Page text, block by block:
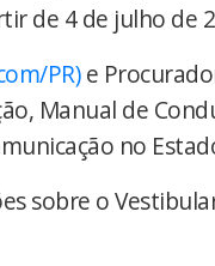
de 4 de julho de
PR)e
Manual de
no
sobre o